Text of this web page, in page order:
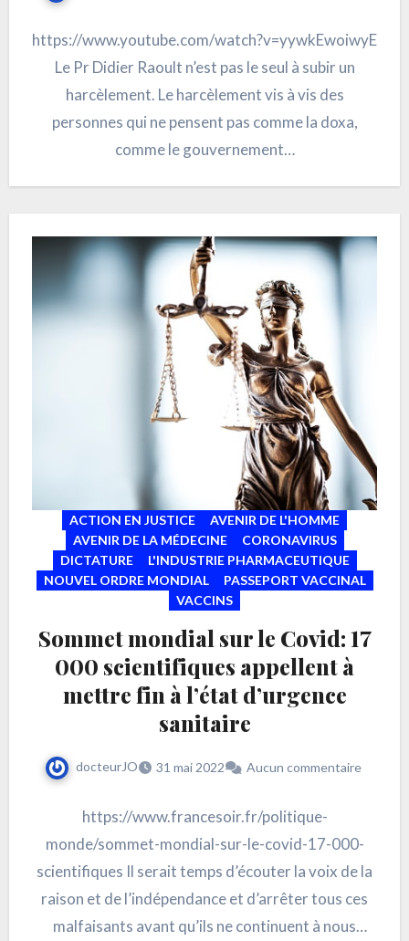
https://www.youtube.com/watch?v=yywkEwoiwyE
Le Pr Didier Raoult n’est pas le seul à subir un
harcèlement. Le harcèlement vis à vis des
personnes qui ne pensent pas comme la doxa,
comme le gouvernement…
ACTION EN JUSTICE
AVENIR DE L'HOMME
AVENIR DE LA MÉDECINE
CORONAVIRUS
DICTATURE
L'INDUSTRIE PHARMACEUTIQUE
NOUVEL ORDRE MONDIAL
PASSEPORT VACCINAL
VACCINS
Sommet mondial sur le Covid: 17
000 scientifiques appellent à
mettre fin à l’état d’urgence
sanitaire
docteurJO 31 mai 2022 Aucun commentaire
https://www.francesoir.fr/politique-
monde/sommet-mondial-sur-le-covid-17-000-
scientifiques Il serait temps d’écouter la voix de la
raison et de l’indépendance et d’arrêter tous ces
malfaisants avant qu’ils ne continuent à nous